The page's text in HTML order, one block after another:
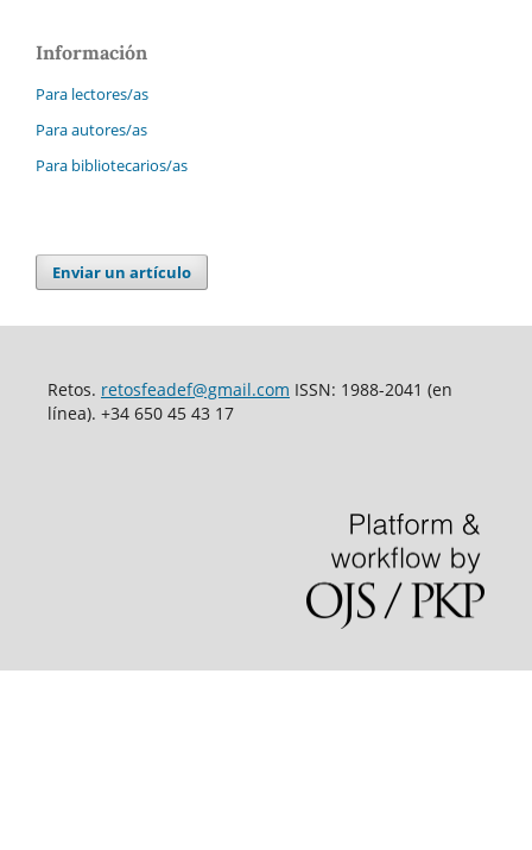
Información
Para lectores/as
Para autores/as
Para bibliotecarios/as
Enviar un artículo
Retos. retosfeadef@gmail.com ISSN: 1988-2041 (en
línea). +34 650 45 43 17